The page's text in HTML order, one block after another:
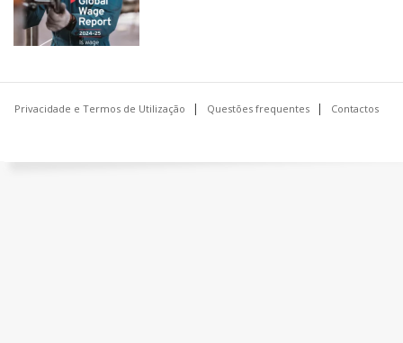
Privacidade e Termos de Utilização Questões frequentes Contactos